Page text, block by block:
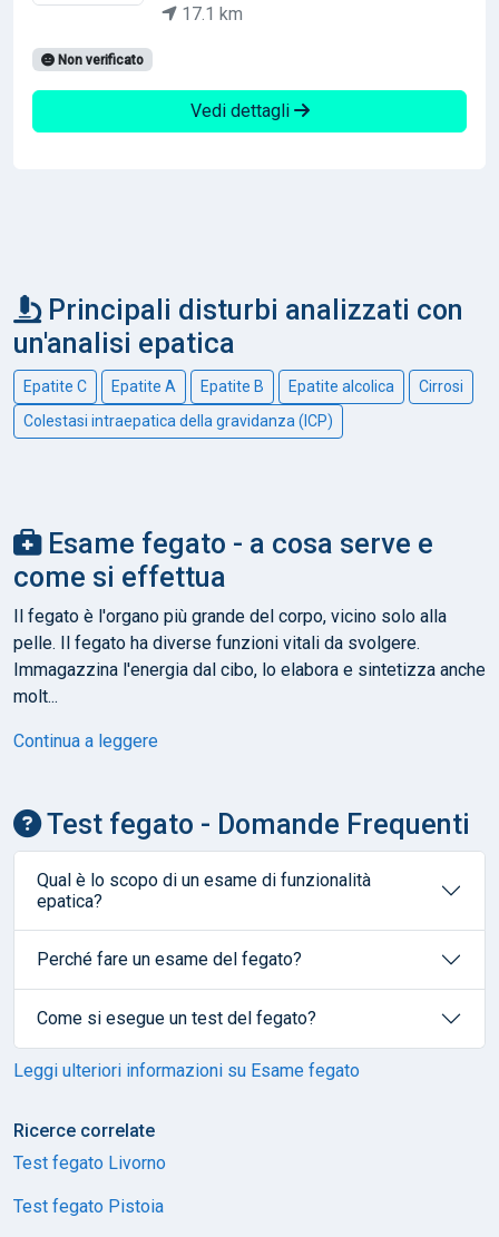
17.1 km
Non verificato
Vedi dettagli
Principali disturbi analizzati con
un'analisi epatica
Epatite C Epatite A Epatite B Epatite alcolica
Cirrosi
Colestasi intraepatica della gravidanza (ICP)
Esame fegato - a cosa serve e
come si effettua
Il fegato è l'organo più grande del corpo, vicino solo alla
pelle. Il fegato ha diverse funzioni vitali da svolgere.
Immagazzina l'energia dal cibo, lo elabora e sintetizza anche
molt...
Continua a leggere
Test fegato - Domande Frequenti
Qual è lo scopo di un esame di funzionalità
epatica?
Perché fare un esame del fegato?
Come si esegue un test del fegato?
Leggi ulteriori informazioni su Esame fegato
Ricerce correlate
Test fegato Livorno
Test fegato Pistoia